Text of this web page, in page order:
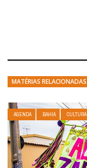
MATÉRIAS RELACIONADAS
AGENDA BAHIA CULTURA